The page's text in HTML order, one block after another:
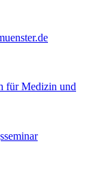
für Medizin und